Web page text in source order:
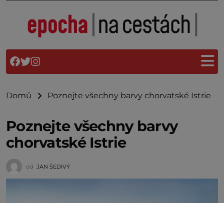
Domů Poznejte všechny barvy chorvatské Istrie
Poznejte všechny barvy
chorvatské Istrie
od JAN ŠEDIVÝ